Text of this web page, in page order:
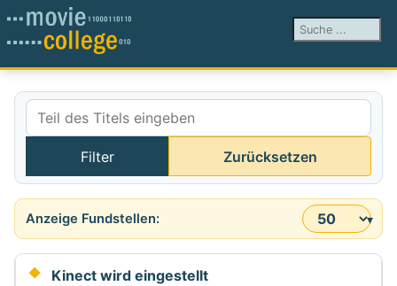
Suchen ...
Teil des Titels eingeben
Filter Zurücksetzen
Anzeige #
Kinect wird eingestellt